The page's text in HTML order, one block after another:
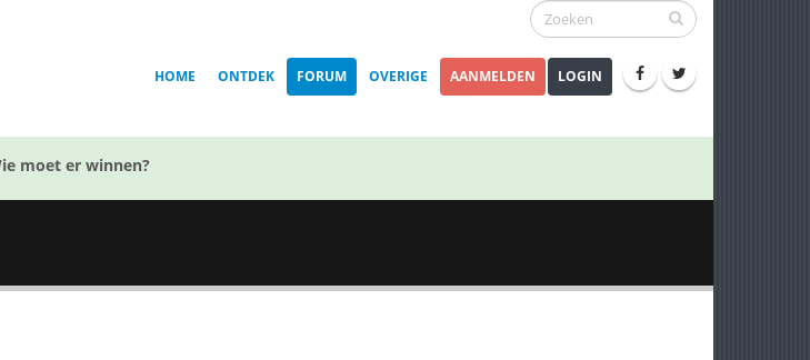
HOME ONTDEK FORUM OVERIGE AANMELDEN LOGIN
moet er winnen?